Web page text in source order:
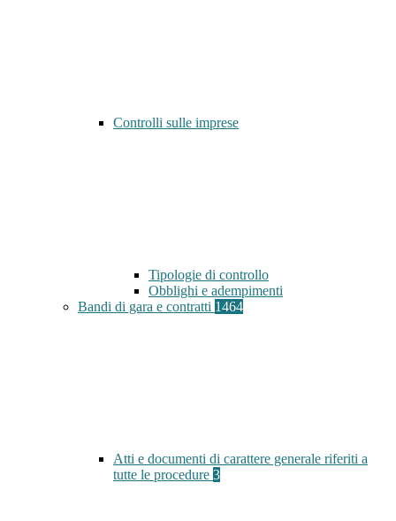
Controlli sulle imprese
Tipologie di controllo
Obblighi e adempimenti
Bandi di gara e contratti 1464
Atti e documenti di carattere generale riferiti a
tutte le procedure 3